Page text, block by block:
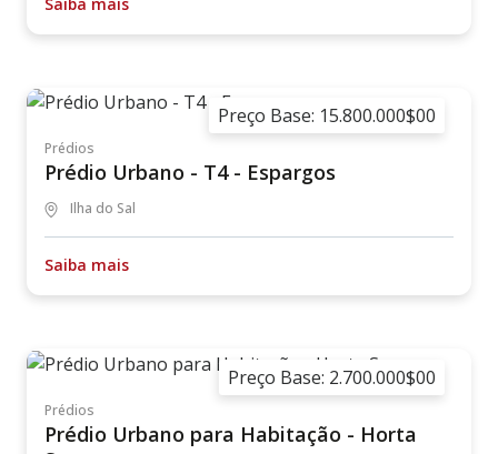
Preço Base: 15.800.000$00
Prédios
Prédio Urbano - T4 - Espargos
Ilha do Sal
Saiba mais
Preço Base: 2.700.000$00
Prédios
Prédio Urbano para Habitação - Horta